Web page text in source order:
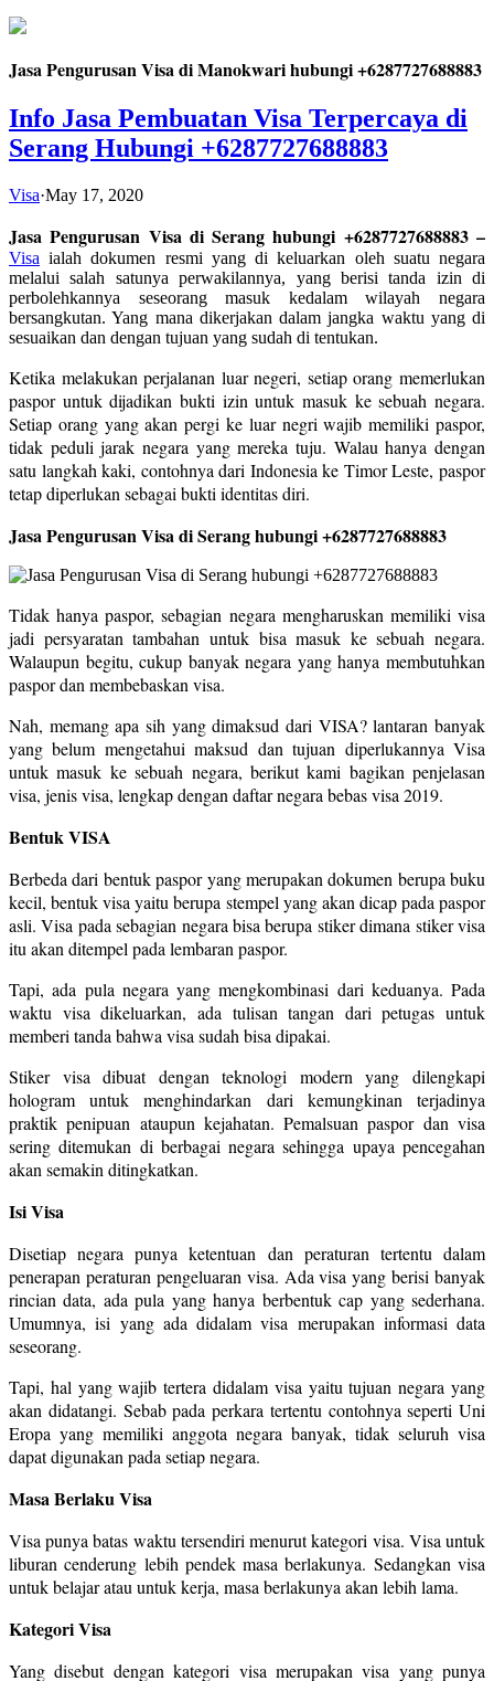
Jasa Pengurusan Visa di Manokwari hubungi +6287727688883
Info Jasa Pembuatan Visa Terpercaya di
Serang Hubungi +6287727688883
Visa·May 17, 2020
Jasa Pengurusan Visa di Serang hubungi +6287727688883 –
Visa ialah dokumen resmi yang di keluarkan oleh suatu negara
melalui salah satunya perwakilannya, yang berisi tanda izin di
perbolehkannya seseorang masuk kedalam wilayah negara
bersangkutan. Yang mana dikerjakan dalam jangka waktu yang di
sesuaikan dan dengan tujuan yang sudah di tentukan.
Ketika melakukan perjalanan luar negeri, setiap orang memerlukan
paspor untuk dijadikan bukti izin untuk masuk ke sebuah negara.
Setiap orang yang akan pergi ke luar negri wajib memiliki paspor,
tidak peduli jarak negara yang mereka tuju. Walau hanya dengan
satu langkah kaki, contohnya dari Indonesia ke Timor Leste, paspor
tetap diperlukan sebagai bukti identitas diri.
Jasa Pengurusan Visa di Serang hubungi +6287727688883
Tidak hanya paspor, sebagian negara mengharuskan memiliki visa
jadi persyaratan tambahan untuk bisa masuk ke sebuah negara.
Walaupun begitu, cukup banyak negara yang hanya membutuhkan
paspor dan membebaskan visa.
Nah, memang apa sih yang dimaksud dari VISA? lantaran banyak
yang belum mengetahui maksud dan tujuan diperlukannya Visa
untuk masuk ke sebuah negara, berikut kami bagikan penjelasan
visa, jenis visa, lengkap dengan daftar negara bebas visa 2019.
Bentuk VISA
Berbeda dari bentuk paspor yang merupakan dokumen berupa buku
kecil, bentuk visa yaitu berupa stempel yang akan dicap pada paspor
asli. Visa pada sebagian negara bisa berupa stiker dimana stiker visa
itu akan ditempel pada lembaran paspor.
Tapi, ada pula negara yang mengkombinasi dari keduanya. Pada
waktu visa dikeluarkan, ada tulisan tangan dari petugas untuk
memberi tanda bahwa visa sudah bisa dipakai.
Stiker visa dibuat dengan teknologi modern yang dilengkapi
hologram untuk menghindarkan dari kemungkinan terjadinya
praktik penipuan ataupun kejahatan. Pemalsuan paspor dan visa
sering ditemukan di berbagai negara sehingga upaya pencegahan
akan semakin ditingkatkan.
Isi Visa
Disetiap negara punya ketentuan dan peraturan tertentu dalam
penerapan peraturan pengeluaran visa. Ada visa yang berisi banyak
rincian data, ada pula yang hanya berbentuk cap yang sederhana.
Umumnya, isi yang ada didalam visa merupakan informasi data
seseorang.
Tapi, hal yang wajib tertera didalam visa yaitu tujuan negara yang
akan didatangi. Sebab pada perkara tertentu contohnya seperti Uni
Eropa yang memiliki anggota negara banyak, tidak seluruh visa
dapat digunakan pada setiap negara.
Masa Berlaku Visa
Visa punya batas waktu tersendiri menurut kategori visa. Visa untuk
liburan cenderung lebih pendek masa berlakunya. Sedangkan visa
untuk belajar atau untuk kerja, masa berlakunya akan lebih lama.
Kategori Visa
Yang disebut dengan kategori visa merupakan visa yang punya